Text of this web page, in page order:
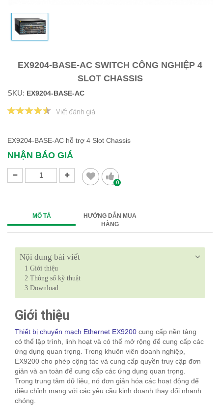
EX9204-BASE-AC SWITCH CÔNG NGHIỆP 4
SLOT CHASSIS
SKU: EX9204-BASE-AC
Viết đánh giá
EX9204-BASE-AC hỗ trợ 4 Slot Chassis
NHẬN BÁO GIÁ
0
MÔ TẢ
HƯỚNG DẪN MUA
HÀNG
Nội dung bài viết
1 Giới thiệu
2 Thông số kỹ thuật
3 Download
Giới thiệu
Thiết bị chuyển mạch Ethernet EX9200 cung cấp nền tảng
có thể lập trình, linh hoạt và có thể mở rộng để cung cấp các
ứng dụng quan trọng. Trong khuôn viên doanh nghiệp,
EX9200 cho phép cộng tác và cung cấp quyền truy cập đơn
giản và an toàn để cung cấp các ứng dụng quan trọng.
Trong trung tâm dữ liệu, nó đơn giản hóa các hoạt động để
điều chỉnh mạng với các yêu cầu kinh doanh thay đổi nhanh
chóng.